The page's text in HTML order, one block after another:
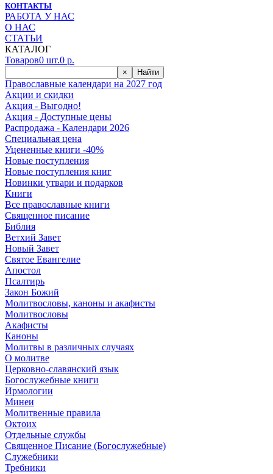
КОНТАКТЫ
РАБОТА У НАС
О НАС
СТАТЬИ
КАТАЛОГ
Товаров0 шт.0 р.
× Найти
Православные календари на 2027 год
Акции и скидки
Акция - Выгодно!
Акция - Доступные цены
Распродажа - Календари 2026
Специальная цена
Уцененные книги -40%
Новые поступления
Новые поступления книг
Новинки утвари и подарков
Книги
Все православные книги
Священное писание
Библия
Ветхий Завет
Новый Завет
Святое Евангелие
Апостол
Псалтирь
Закон Божий
Молитвословы, каноны и акафисты
Молитвословы
Акафисты
Каноны
Молитвы в различных случаях
О молитве
Церковно-славянский язык
Богослужебные книги
Ирмологии
Минеи
Молитвенные правила
Октоих
Отдельные службы
Священное Писание (Богослужебные)
Служебники
Требники